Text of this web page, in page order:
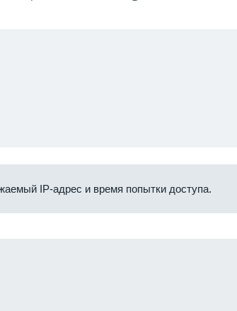
IP-адрес и время попытки доступа.